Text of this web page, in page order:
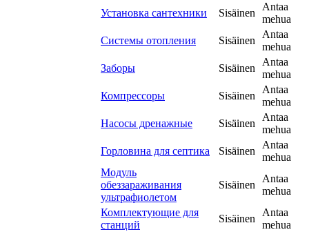
Установка сантехники
Sisäinen
Antaa
mehua
Системы отопления
Sisäinen
Antaa
mehua
Заборы
Sisäinen
Antaa
mehua
Компрессоры
Sisäinen
Antaa
mehua
Насосы дренажные
Sisäinen
Antaa
mehua
Горловина для септика
Sisäinen
Antaa
mehua
Модуль
обеззараживания
ультрафиолетом
Sisäinen
Antaa
mehua
Комплектующие для
станций
Sisäinen
Antaa
mehua